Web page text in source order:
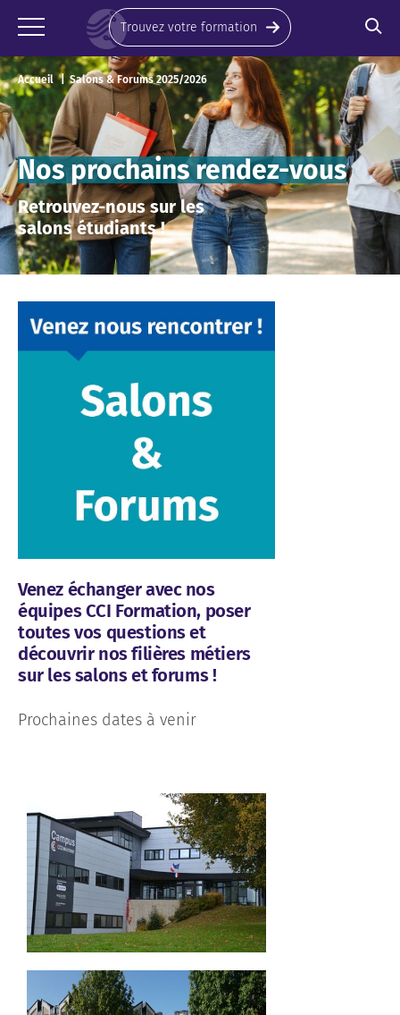
Trouvez votre formation
Accueil Salons & Forums 2025/2026
7 août 2026
Nos prochains rendez-vous
Retrouvez-nous sur les
salons étudiants !
Venez échanger avec nos
équipes CCI Formation, poser
toutes vos questions et
découvrir nos filières métiers
sur les salons et forums !
Prochaines dates à venir
Panneau de gestion des cookies